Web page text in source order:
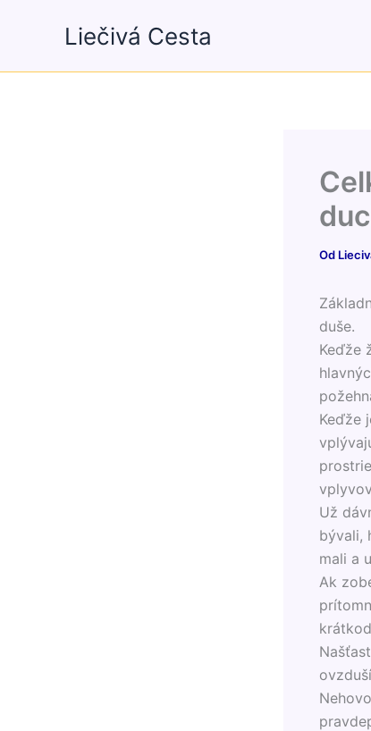
Liečivá Cesta
Od
duše.
Keďže
Keďže
Už
bývali,
mali a
Ak